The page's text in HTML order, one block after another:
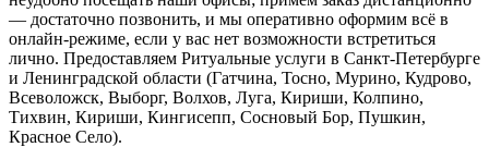
— достаточно позвонить, и мы оперативно оформим всё в
онлайн‑режиме, если у вас нет возможности встретиться
лично. Предоставляем Ритуальные услуги в Санкт-Петербурге
и Ленинградской области (Гатчина, Тосно, Мурино, Кудрово,
Всеволожск, Выборг, Волхов, Луга, Кириши, Колпино,
Тихвин, Кириши, Кингисепп, Сосновый Бор, Пушкин,
Красное Село).